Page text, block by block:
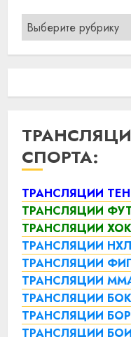
Рубрики
СПОРТА:
ТРАНСЛЯЦИИ
ТРАНСЛЯЦИИ
ТРАНСЛЯЦИИ
ТРАНСЛЯЦИИ НХЛ
ТРАНСЛЯЦИИ
ТРАНСЛЯЦИИ
ТРАНСЛЯЦИИ
ТРАНСЛЯЦИИ
ТРАНСЛЯЦИИ